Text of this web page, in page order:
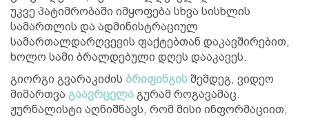
უკვე პატიმრობაში იმყოფება სხვა სისხლის
სამართლის და ადმინისტრაციულ
სამართალდარღვევის ფაქტებთან დაკავშირებით,
ხოლო სამი ბრალდებული დღეს დააკავეს.
გიორგი გვარაკიძის ბრიფინგის შემდეგ, ვიდეო
მიმართვა გაავრცელა გურამ როგავამაც.
ჟურნალისტი აღნიშნავს, რომ მისი ინფორმაციით,